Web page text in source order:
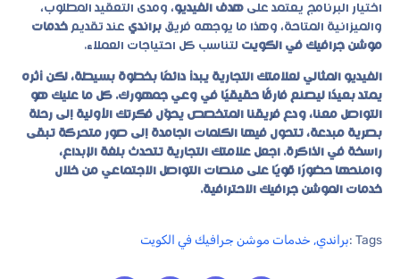
اختيار البرنامج يعتمد على هدف الفيديو، ومدى التعقيد المطلوب،
والميزانية المتاحة، وهذا ما يوجهه فريق براندي عند تقديم خدمات
موشن جرافيك في الكويت لتناسب كل احتياجات العملاء.
الفيديو المثالي لعلامتك التجارية يبدأ دائمًا بخطوة بسيطة، لكن أثره
يمتد بعيدًا ليصنع فارقًا حقيقيًا في وعي جمهورك. كل ما عليك هو
التواصل معنا، ودع فريقنا المتخصص يحوّل فكرتك الأولية إلى رحلة
بصرية مبدعة، تتحول فيها الكلمات الجامدة إلى صور متحركة تبقى
راسخة في الذاكرة. اجعل علامتك التجارية تتحدث بلغة الإبداع،
وامنحها حضورًا قويًا على منصات التواصل الاجتماعي من خلال
خدمات الموشن جرافيك الاحترافية.
Tags : براندي, خدمات موشن جرافيك في الكويت